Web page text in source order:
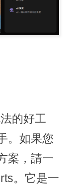
的好工
。如果您
案，請一
。它是一